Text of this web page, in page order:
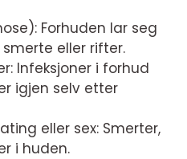
Forhuden lar seg
eller rifter.
Infeksjoner i forhud
igjen selv etter
eller sex: Smerter,
i huden.